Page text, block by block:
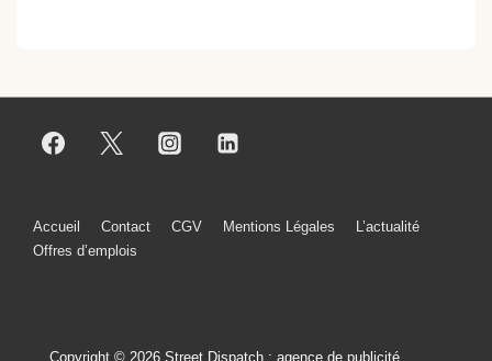
Menu
Accueil Contact CGV Mentions Légales
L’actualité
Offres d’emplois
Copyright © 2026 Street Dispatch : agence de publicité